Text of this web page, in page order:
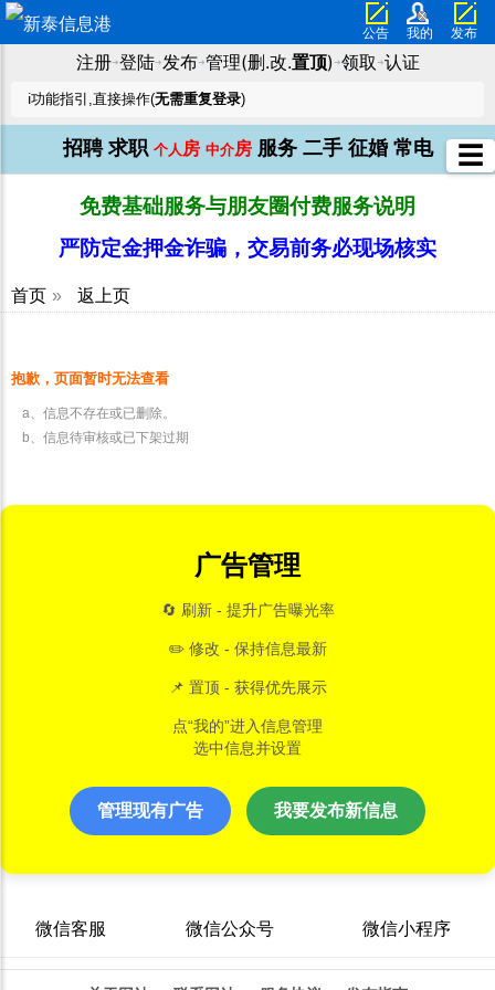
公告 我的 发布
注册➜登陆➜发布➜管理(删.改.置顶) ➜领取 ➜认证
ℹ️功能指引,直接操作(无需重复登录)
招聘 求职 个人 房 中介房 服务 二手 征婚 常电
免费基础服务与朋友圈付费服务说明
严防定金押金诈骗，交易前务必现场核实
首页 » 返上页
抱歉，页面暂时无法查看
a、信息不存在或已删除。
b、信息待审核或已下架过期
广告管理
🔄 刷新 - 提升广告曝光率
✏️ 修改 - 保持信息最新
📌 置顶 - 获得优先展示
点“我的”进入信息管理
选中信息并设置
管理现有广告 我要发布新信息
微信客服 微信公众号 微信小程序
☰